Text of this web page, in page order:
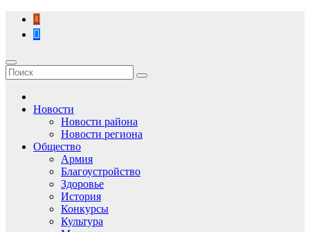
Перейти
содержимому
Новости
Новости района
Новости региона
Общество
Армия
Благоустройство
Здоровье
История
Конкурсы
Культура